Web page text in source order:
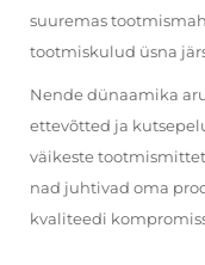
suuremas
tootmiskulud üsna
Nende dünaamika
ettevõtted ja
väikeste
nad juhtivad oma
kvaliteedi